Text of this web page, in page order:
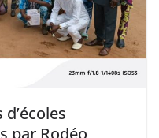
par Rodéo